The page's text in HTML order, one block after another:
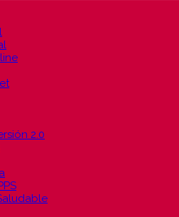
2.0